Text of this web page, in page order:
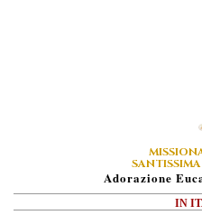
ADorazione E
IN